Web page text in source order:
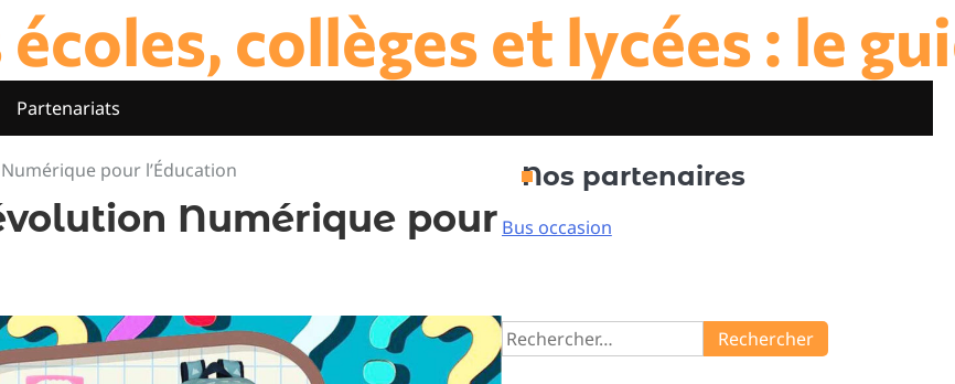
collèges et lycées : le
Partenariats
pour l’Éducation
Numérique pour
Nos partenaires
Bus occasion
Rechercher :